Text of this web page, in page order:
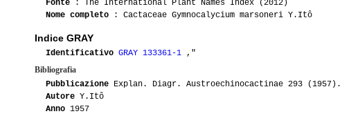
Fonte : The International Plant Names Index (2012)
Nome completo : Cactaceae Gymnocalycium marsoneri Y.Itô
Indice GRAY
Identificativo GRAY 133361-1 ,"
Bibliografia
Pubblicazione Explan. Diagr. Austroechinocactinae 293 (1957).
Autore Y.Itô
Anno 1957